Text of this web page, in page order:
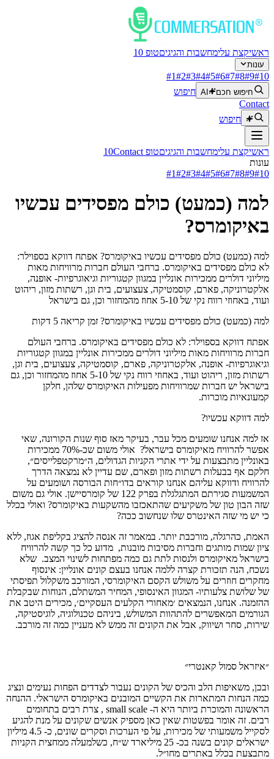
ראשיקצת עלימחשבות והגיגיםטופ 10
עונות
#1#2#3#4#5#6#7#8#9#10
חיפוש חכם AI חיפוש
Contact
חיפוש
ראשיקצת עלימחשבות והגיגיםטופ 10 Contact
עונות
#1#2#3#4#5#6#7#8#9#10
למה (כמעט) כולם מפסידים עכשיו
באיקומרס?
למה (כמעט) כולם מפסידים עכשיו באיקומרס? אפתח דווקא בספוילר:
לא כולם מפסידים באיקומרס. ברחבי העולם חברות מרוויחות מאות
מיליוני דולרים ממכירות אונליין במגוון קטגוריות וגיאוגרפיות- אופנה,
אלקטרוניקה, פארם, קוסמטיקה, צעצועים, בית וגן, רשתות מזון, ריהוט
ועוד, באחוזי רווח נקי של 5-10 אחוז מהמחזור וכן, גם בישראל
למה (כמעט) כולם מפסידים עכשיו באיקומרס? זמן קריאה 5 דקות
אפתח דווקא בספוילר: לא כולם מפסידים באיקומרס. ברחבי העולם
חברות מרוויחות מאות מיליוני דולרים ממכירות אונליין במגוון קטגוריות
וגיאוגרפיות- אופנה, אלקטרוניקה, פארם, קוסמטיקה, צעצועים, בית וגן,
רשתות מזון, ריהוט ועוד, באחוזי רווח נקי של 5-10 אחוז מהמחזור וכן, גם
בישראל יש חברות שמרוויחות מפעילות האיקומרס שלהן, חלקן
קמעונאיות מוכרות.
למה דווקא עכשיו?
אז למה אנחנו שומעים מכל עבר, בעיקר מאז סוף שנות הקורונה, שאי
אפשר להרוויח מאיקומרס בישראל? אולי משום שכ-70% ממכירות
באונליין מתבצעות על ידי אתרי הקניות הגדולים, ה״מרקטפלייסים״,
חלקם אף בבעלות רשתות מזון ופארם, שם עדיין לא נמצאה הדרך
להרוויח ודווקא עליהם אנחנו קוראים בדו״חות הבורסה ושומעים על
המשמעות סגירתם המתגלגלת בפרק 122 של קומרסיישן. אולי גם משום
שזה הבון טון של משקיעים שהתאכזבו מהשקעות באיקומרס? ואולי בכלל
כי יש מי שזה האינטרס שלו שנחשוב ככה?
האמת, כהרגלה, מורכבת יותר. במאמר זה אנסה להציג בקליפת אגוז, ללא
ציון שמות מותגים וחברות מסיבות מובנות, מדוע כל כך קשה להרוויח
בישראל מאיקומרס ולנסות לתת גם כמה מפתחות לשינוי המצב. שלא
נשכח, הנה תזכורת קצרה ללמה אנחנו בעצם קונים אונליין: אינסוף
מחקרים חוזרים על משולש הקסם האיקומרסי, המורכב משקלול תפיסתי
של שלושת צלעותיו- המגוון האינסופי, המחיר המשתלם, הנוחות שבקבלת
ההזמנה. אנחנו, הנמצאים ׳מאחורי הקלעים העסקיים׳, מכירים היטב את
הגורמים המאפשרים להתהוות המשולש, ביניהם טכנולוגיה, לוגיסטיקה,
שירות, סחר ושיווק, אבל את הקונים זה ממש לא מעניין כמה זה מורכב.
״איזראל סמול קאנטרי״
ובכן, משאיפות הלב והכיס של הקונים נעבור לצדדים הפחות נעימים ונציג
כמה הנחות המתארות את הקשיים המובנים באיקומרס הישראלי. ההנחה
הראשונה והמוכרת ביותר היא ה- small scale , צרת רבים בתחומים
רבים. זה אומר בפשטות שאין כאן מספיק אנשים שקונים על מנת להגיע
לסקייל משמעותי של מכירות, על פי הערכות וסקרים שונים, כ- 4.5 מיליון
ישראלים קונים בשנה בכ- 25 מיליארד ש״ח, כשלמעלה ממחצית הקניות
מתבצעת בכלל באתרים מחו״ל.